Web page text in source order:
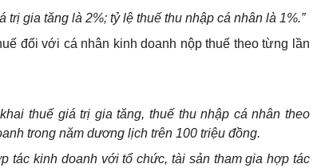
trị gia tăng là 2%; tỷ lệ thuế thu nhập cá nhân là 1%.”
đối với cá nhân kinh doanh nộp thuế theo từng lần
thuế giá trị gia tăng, thuế thu nhập cá nhân theo
trong năm dương lịch trên 100 triệu đồng.
tác kinh doanh với tổ chức, tài sản tham gia hợp tác